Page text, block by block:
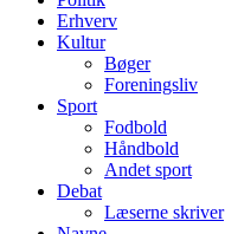
Erhverv
Kultur
Bøger
Foreningsliv
Sport
Fodbold
Håndbold
Andet sport
Debat
Læserne skriver